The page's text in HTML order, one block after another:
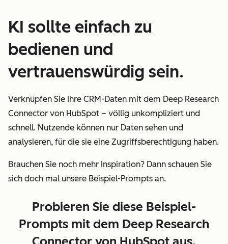
KI sollte einfach zu
bedienen und
vertrauenswürdig sein.
Verknüpfen Sie Ihre CRM-Daten mit dem Deep Research
Connector von HubSpot – völlig unkompliziert und
schnell. Nutzende können nur Daten sehen und
analysieren, für die sie eine Zugriffsberechtigung haben.
Brauchen Sie noch mehr Inspiration? Dann schauen Sie
sich doch mal unsere Beispiel-Prompts an.
Probieren Sie diese Beispiel-
Prompts mit dem Deep Research